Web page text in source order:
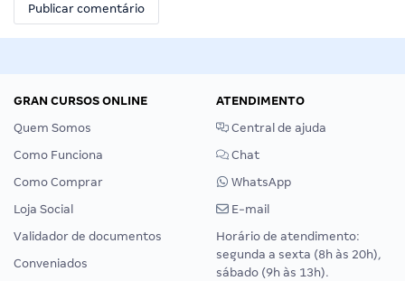
GRAN CURSOS ONLINE
Quem Somos
Como Funciona
Como Comprar
Loja Social
Validador de documentos
Conveniados
ATENDIMENTO
Central de ajuda
Chat
WhatsApp
E-mail
Horário de atendimento:
segunda a sexta (8h às 20h),
sábado (9h às 13h).